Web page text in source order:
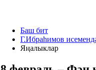
Баш бит
Г.Ибраһимов
Яңалыклар